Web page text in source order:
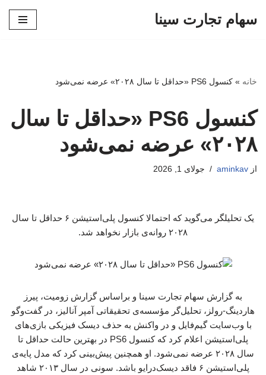
سهام تجارت سینا
خانه » کنسول PS6 «حداقل تا سال ۲۰۲۸» عرضه نمی‌شود
کنسول PS6 «حداقل تا سال
۲۰۲۸» عرضه نمی‌شود
از aminkav جولای 1, 2026
یک تحلیلگر می‌گوید که احتمالا کنسول پلی‌استیشن ۶ حداقل تا سال
۲۰۲۸ روانه‌ی بازار نخواهد شد.
به گزارش سهام تجارت سینا و براساس گزارش زومیت، پیرز
هاردینگ-رولز، تحلیل‌گر مؤسسه‌ی تحقیقاتی آمپر آنالیز، در گفت‌وگو
با وب‌سایت گیم‌فایل و در واکنش به حذف دیسک فیزیکی بازی‌های
پلی‌استیشن اعلام کرد که کنسول PS6 در بهترین حالت حداقل تا
سال ۲۰۲۸ عرضه نمی‌شود. او همچنین پیش‌بینی کرد که مدل پایه‌ی
پلی‌استیشن ۶ فاقد دیسک‌درایو باشد. سونی در سال ۲۰۱۳ شاهد